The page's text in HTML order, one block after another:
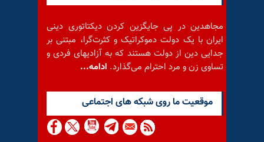
مجاهدین در پی جایگزین کردن دیکتاتوری دینی
ایران با یک دولت دموکراتیک و کثرت‌گرا، مبتنی بر
جدایی دین از دولت هستند که به آزادیهای فردی و
تساوی زن و مرد احترام می‌گذارد. ادامه...
موقعيت ما روى شبكه هاى اجتماعى